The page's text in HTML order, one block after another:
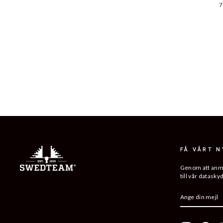
FÅ VÅRT
Genom att
till vår
DIN